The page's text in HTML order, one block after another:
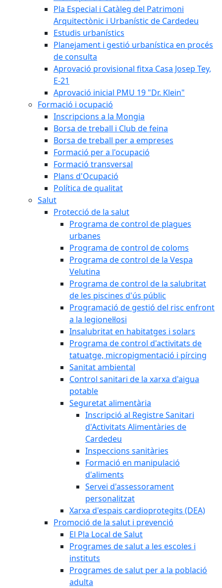
Pla Especial i Catàleg del Patrimoni
Arquitectònic i Urbanístic de Cardedeu
Estudis urbanístics
Planejament i gestió urbanística en procés
de consulta
Aprovació provisional fitxa Casa Josep Tey,
E-21
Aprovació inicial PMU 19 "Dr. Klein"
Formació i ocupació
Inscripcions a la Mongia
Borsa de treball i Club de feina
Borsa de treball per a empreses
Formació per a l'ocupació
Formació transversal
Plans d'Ocupació
Política de qualitat
Salut
Protecció de la salut
Programa de control de plagues
urbanes
Programa de control de coloms
Programa de control de la Vespa
Velutina
Programa de control de la salubritat
de les piscines d'ús públic
Programació de gestió del risc enfront
a la legionel·losi
Insalubritat en habitatges i solars
Programa de control d'activitats de
tatuatge, micropigmentació i pírcing
Sanitat ambiental
Control sanitari de la xarxa d'aigua
potable
Seguretat alimentària
Inscripció al Registre Sanitari
d'Activitats Alimentàries de
Cardedeu
Inspeccions sanitàries
Formació en manipulació
d'aliments
Servei d'assessorament
personalitzat
Xarxa d'espais cardioprotegits (DEA)
Promoció de la salut i prevenció
El Pla Local de Salut
Programes de salut a les escoles i
instituts
Programes de salut per a la població
adulta